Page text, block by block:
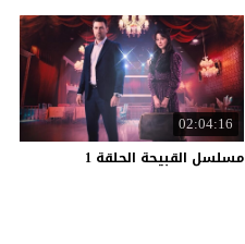
02:04:16
مسلسل القبيحة الحلقة 1